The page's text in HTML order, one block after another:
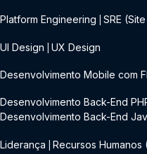
Platform Engineering SRE
UI Design UX Design
Desenvolvimento Mobile com
Desenvolvimento Back-End
Desenvolvimento Back-End
Liderança Recursos Humanos